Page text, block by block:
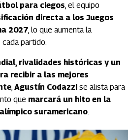
para ciegos, el equipo
directa a los Juegos
2027, lo que aumenta la
partido.
rivalidades históricas y un
recibir a las mejores
, Agustín Codazzi se alista para
que marcará un hito en la
suramericano.